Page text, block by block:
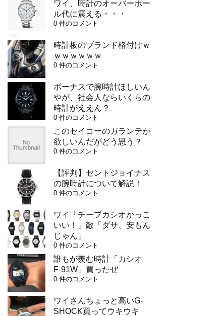
ワイ、時計のオーバーホー
ル代に震える・・・
0 件のコメント
時計板のブランド格付けｗ
ｗｗｗｗｗｗ
0 件のコメント
ボーナスで腕時計ほしいん
やが、社会人ならいくらの
時計がええん？
0 件のコメント
このセイコーのガランテが
欲しいんだがどう思う？
0 件のコメント
【評判】セントジョイナス
の腕時計について解説！
0 件のコメント
ワイ「チープカシオかっこ
いい！」敵「ダサ、安もん
じゃん」
0 件のコメント
誰もが羨む時計「カシオ
F-91W」買ったぜ
0 件のコメント
ワイさんちょっと高いG-
SHOCK買ってウキウキ